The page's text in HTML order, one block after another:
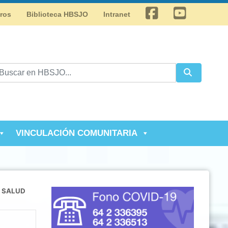
Biblioteca HBSJO Intranet Facebook
VINCULACIÓN COMUNITARIA
SALUD